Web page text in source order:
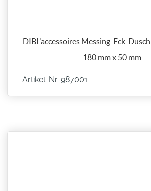
DIBL'accessoires Messing-Eck-
180 mm x 50 mm
Artikel-Nr. 987001